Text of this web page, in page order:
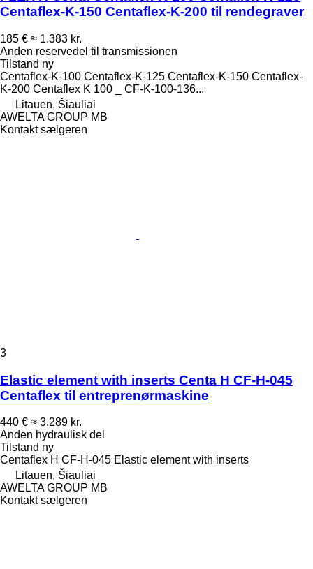
Centaflex-K-150 Centaflex-K-200 til rendegraver
185 € ≈ 1.383 kr.
Anden reservedel til transmissionen
Tilstand ny
Centaflex-K-100 Centaflex-K-125 Centaflex-K-150 Centaflex-
K-200 Centaflex K 100 _ CF-K-100-136...
Litauen, Šiauliai
AWELTA GROUP MB
Kontakt sælgeren
3
Elastic element with inserts Centa H CF-H-045
Centaflex til entreprenørmaskine
440 € ≈ 3.289 kr.
Anden hydraulisk del
Tilstand ny
Centaflex H CF-H-045 Elastic element with inserts
Litauen, Šiauliai
AWELTA GROUP MB
Kontakt sælgeren